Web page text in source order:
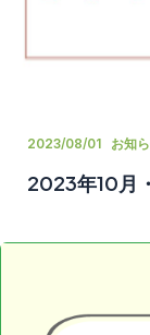
2023/08/01 お知
2023年10月